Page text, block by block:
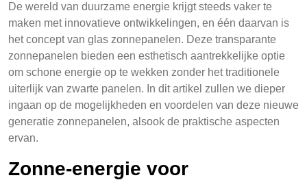
De wereld van duurzame energie krijgt steeds vaker te
maken met innovatieve ontwikkelingen, en één daarvan is
het concept van glas zonnepanelen. Deze transparante
zonnepanelen bieden een esthetisch aantrekkelijke optie
om schone energie op te wekken zonder het traditionele
uiterlijk van zwarte panelen. In dit artikel zullen we dieper
ingaan op de mogelijkheden en voordelen van deze nieuwe
generatie zonnepanelen, alsook de praktische aspecten
ervan.
Zonne-energie voor